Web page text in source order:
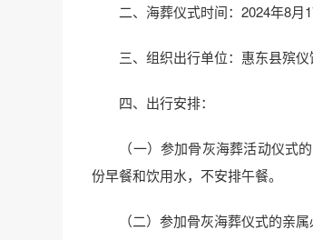
二、海葬仪式时间：2024年8月
三、组织出行单位：惠东县殡仪
四、出行安排：
（一）参加骨灰海葬活动仪式的
份早餐和饮用水，不安排午餐。
（二）参加骨灰海葬仪式的亲属